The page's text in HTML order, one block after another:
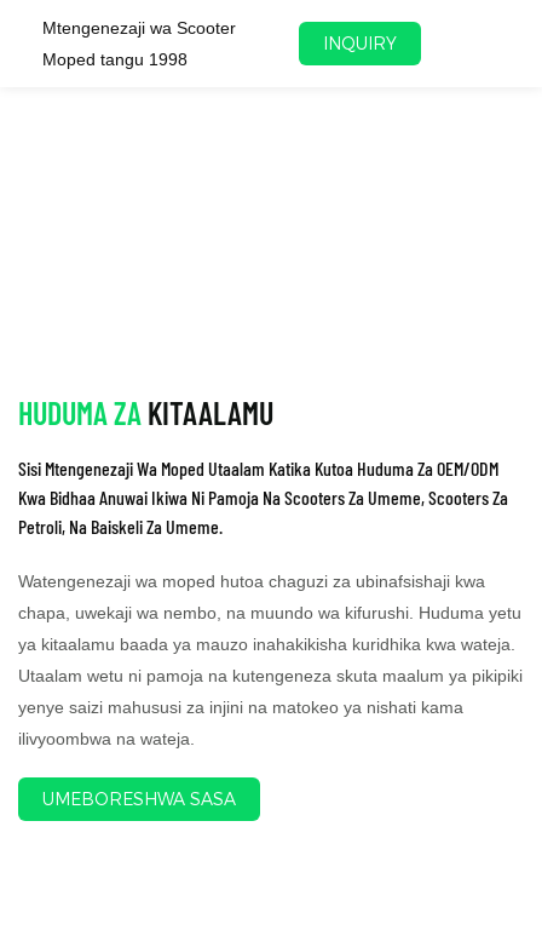
Mtengenezaji wa Scooter
Moped tangu 1998
INQUIRY
HUDUMA ZA KITAALAMU
Sisi Mtengenezaji Wa Moped Utaalam Katika Kutoa Huduma Za OEM/ODM
Kwa Bidhaa Anuwai Ikiwa Ni Pamoja Na Scooters Za Umeme, Scooters Za
Petroli, Na Baiskeli Za Umeme.
Watengenezaji wa moped hutoa chaguzi za ubinafsishaji kwa
chapa, uwekaji wa nembo, na muundo wa kifurushi. Huduma yetu
ya kitaalamu baada ya mauzo inahakikisha kuridhika kwa wateja.
Utaalam wetu ni pamoja na kutengeneza skuta maalum ya pikipiki
yenye saizi mahususi za injini na matokeo ya nishati kama
ilivyoombwa na wateja.
UMEBORESHWA SASA